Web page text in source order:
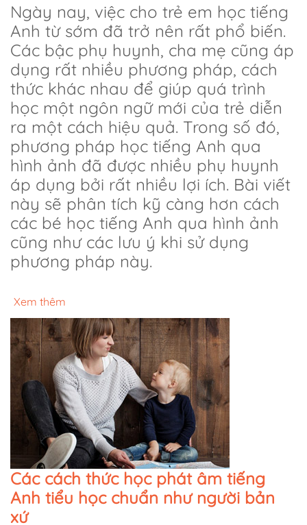
Ngày nay, việc cho trẻ em học tiếng
Anh từ sớm đã trở nên rất phổ biến.
Các bậc phụ huynh, cha mẹ cũng áp
dụng rất nhiều phương pháp, cách
thức khác nhau để giúp quá trình
học một ngôn ngữ mới của trẻ diễn
ra một cách hiệu quả. Trong số đó,
phương pháp học tiếng Anh qua
hình ảnh đã được nhiều phụ huynh
áp dụng bởi rất nhiều lợi ích. Bài viết
này sẽ phân tích kỹ càng hơn cách
các bé học tiếng Anh qua hình ảnh
cũng như các lưu ý khi sử dụng
phương pháp này.
Xem thêm
Các cách thức học phát âm tiếng
Anh tiểu học chuẩn như người bản
xứ